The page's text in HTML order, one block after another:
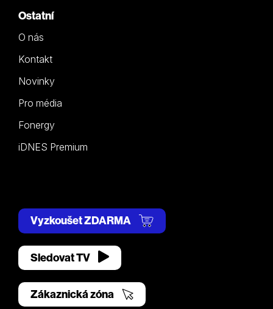
Ostatní
O nás
Kontakt
Novinky
Pro média
Fonergy
iDNES Premium
Vyzkoušet ZDARMA
Sledovat TV
Zákaznická zóna